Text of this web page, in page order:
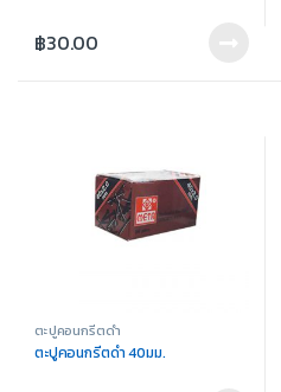
฿30.00
ตะปูคอนกรีตดำ
ตะปูคอนกรีตดำ 40มม.